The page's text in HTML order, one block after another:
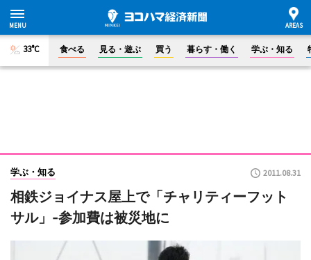
33°C 食べる 見る・遊ぶ 買う 暮らす・働く 学ぶ・知る
学ぶ・知る 2011.08.31
相鉄ジョイナス屋上で「チャリティーフット
サル」-参加費は被災地に